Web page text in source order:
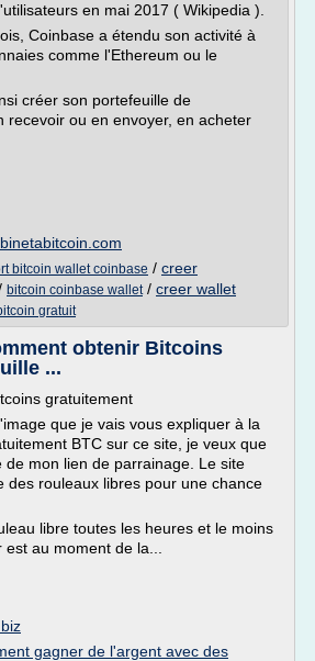
en mai 2017 ( Wikipedia ).
Coinbase a étendu son activité à
comme l'Ethereum ou le
créer son portefeuille de
recevoir ou en envoyer, en acheter
bitcoin wallet coinbase / creer
bitcoin coinbase wallet/ creer wallet
gratuit
obtenir Bitcoins
...
gratuitement
que je vais vous expliquer à la
BTC sur ce site, je veux que
de mon lien de parrainage. Le site
des rouleaux libres pour une chance
libre toutes les heures et le moins
au moment de la...
gagner de l'argent avec des